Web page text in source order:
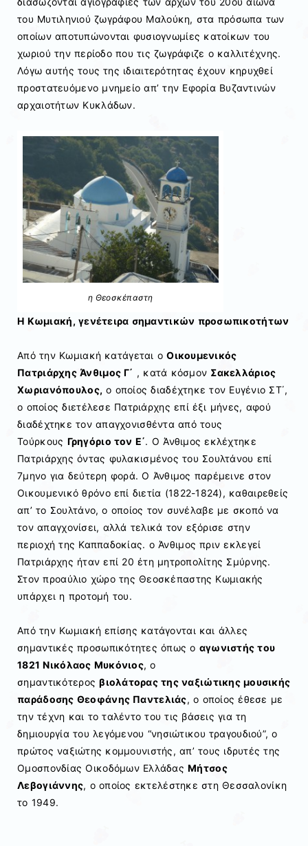
του Μυτιληνιού ζωγράφου Μαλούκη, στα πρόσωπα των
οποίων αποτυπώνονται φυσιογνωμίες κατοίκων του
χωριού την περίοδο που τις ζωγράφιζε ο καλλιτέχνης.
Λόγω αυτής τους της ιδιαιτερότητας έχουν κηρυχθεί
προστατευόμενο μνημείο απ’ την Εφορία Βυζαντινών
αρχαιοτήτων Κυκλάδων.
η Θεοσκέπαστη
Η Κωμιακή, γενέτειρα σημαντικών προσωπικοτήτων
Από την Κωμιακή κατάγεται οΟικουμενικός
Πατριάρχης Άνθιμος Γ΄ , κατά κόσμον Σακελλάριος
Χωριανόπουλος, ο οποίος διαδέχτηκε τον Ευγένιο ΣΤ΄,
ο οποίος διετέλεσε Πατριάρχης επί έξι μήνες, αφού
διαδέχτηκε τον απαγχονισθέντα από τους
Τούρκους Γρηγόριο τον Ε΄. Ο Άνθιμος εκλέχτηκε
Πατριάρχης όντας φυλακισμένος του Σουλτάνου επί
7μηνο για δεύτερη φορά. Ο Άνθιμος παρέμεινε στον
Οικουμενικό θρόνο επί διετία (1822-1824), καθαιρεθείς
απ’ το Σουλτάνο, ο οποίος τον συνέλαβε με σκοπό να
τον απαγχονίσει, αλλά τελικά τον εξόρισε στην
περιοχή της Καππαδοκίας. ο Άνθιμος πριν εκλεγεί
Πατριάρχης ήταν επί 20 έτη μητροπολίτης Σμύρνης.
Στον προαύλιο χώρο της Θεοσκέπαστης Κωμιακής
υπάρχει η προτομή του.
Από την Κωμιακή επίσης κατάγονται και άλλες
σημαντικές προσωπικότητες όπως ο αγωνιστής του
1821 Νικόλαος Μυκόνιος, ο
σημαντικότεροςβιολάτορας της ναξιώτικης μουσικής
παράδοσης Θεοφάνης Παντελιάς, ο οποίος έθεσε με
την τέχνη και το ταλέντο του τις βάσεις για τη
δημιουργία του λεγόμενου “νησιώτικου τραγουδιού”, ο
πρώτος ναξιώτης κομμουνιστής, απ’ τους ιδρυτές της
Ομοσπονδίας Οικοδόμων ΕλλάδαςΜήτσος
Λεβογιάννης, ο οποίος εκτελέστηκε στη Θεσσαλονίκη
το 1949.